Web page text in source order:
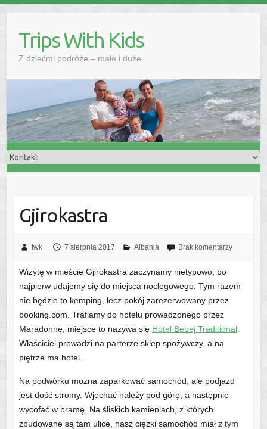
Trips With Kids
Z dziećmi podróże – małe i duże
Gjirokastra
twk 7 sierpnia 2017 Albania Brak komentarzy
Wizytę w mieście Gjirokastra zaczynamy nietypowo, bo
najpierw udajemy się do miejsca noclegowego. Tym razem
nie będzie to kemping, lecz pokój zarezerwowany przez
booking.com. Trafiamy do hotelu prowadzonego przez
Maradonnę, miejsce to nazywa się Hotel Bebej Traditional.
Właściciel prowadzi na parterze sklep spożywczy, a na
piętrze ma hotel.
Na podwórku można zaparkować samochód, ale podjazd
jest dość stromy. Wjechać należy pod górę, a następnie
wycofać w bramę. Na śliskich kamieniach, z których
zbudowane są tam ulice, nasz ciężki samochód miał z tym